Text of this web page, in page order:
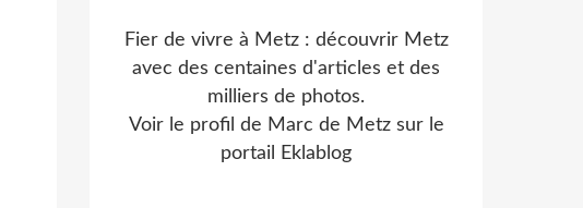
Fier de vivre à Metz : découvrir Metz
avec des centaines d'articles et des
milliers de photos.
Voir le profil de Marc de Metzsur le
portail Eklablog